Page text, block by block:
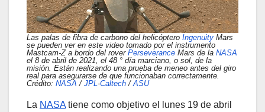
Las palas de fibra de carbono del helicóptero Ingenuity Mars
se pueden ver en este video tomado por el instrumento
Mastcam-Z a bordo del rover Perseverance Mars de la NASA
el 8 de abril de 2021, el 48 ° día marciano, o sol, de la
misión. Están realizando una prueba de meneo antes del giro
real para asegurarse de que funcionaban correctamente.
Crédito: NASA / JPL -Caltech / ASU
La NASAtiene como objetivo el lunes 19 de abril